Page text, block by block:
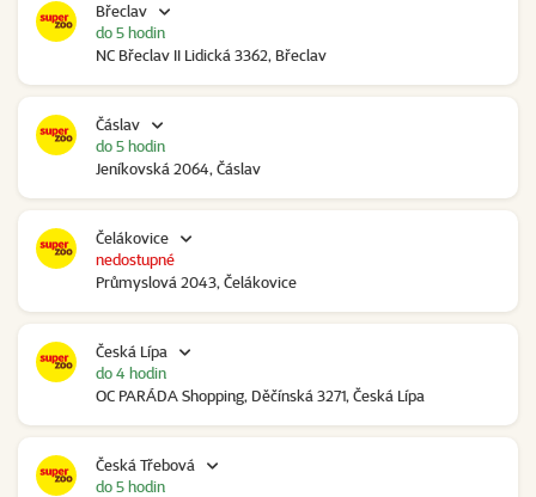
Břeclav
NC Břeclav II Lidická 3362, Břeclav
do 5 hodin
Čáslav
Jeníkovská 2064, Čáslav
do 5 hodin
Čelákovice
Průmyslová 2043, Čelákovice
nedostupné
Česká Lípa
OC PARÁDA Shopping, Děčínská 3271, Česká Lípa
do 4 hodin
Česká Třebová
do 5 hodin